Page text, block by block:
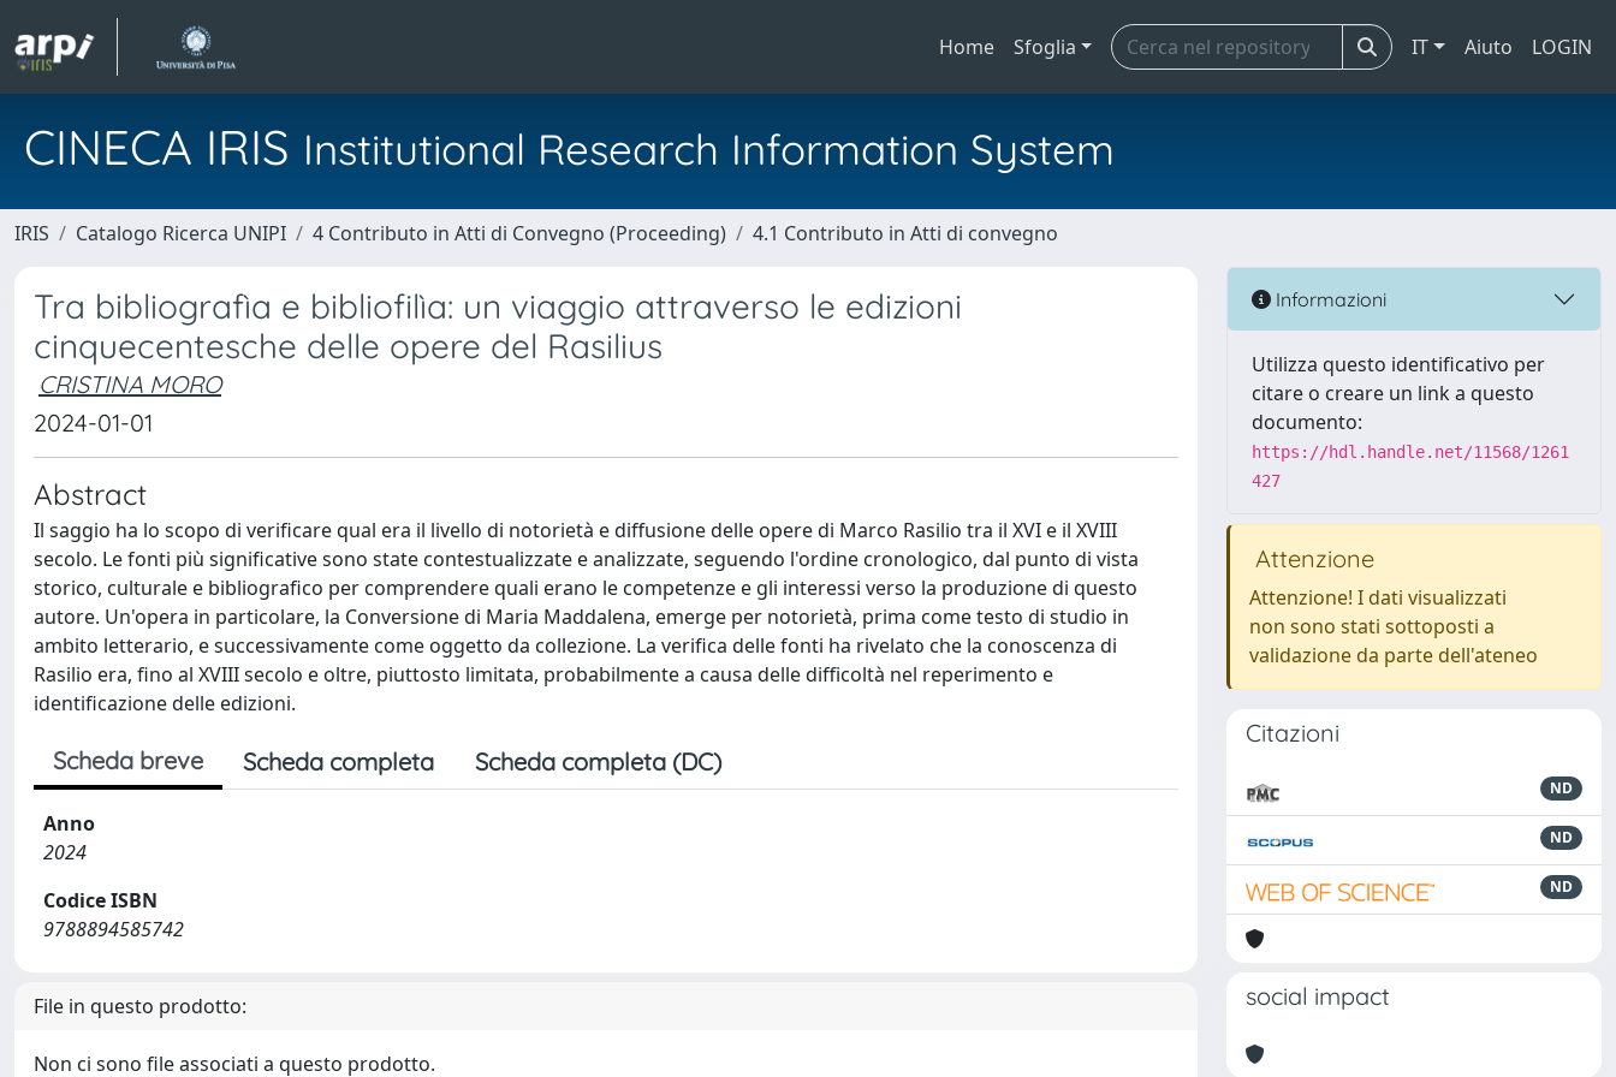
Home Sfoglia IT Aiuto LOGIN
CINECA IRIS Institutional Research Information System
IRIS Catalogo Ricerca UNIPI 4 Contributo in Atti di Convegno (Proceeding) 4.1 Contributo in Atti di convegno
Tra bibliografìa e bibliofilìa: un viaggio attraverso le edizioni
cinquecentesche delle opere del Rasilius
CRISTINA MORO
2024-01-01
Abstract
Il saggio ha lo scopo di verificare qual era il livello di notorietà e diffusione delle opere di Marco Rasilio tra il XVI e il XVIII
secolo. Le fonti più significative sono state contestualizzate e analizzate, seguendo l'ordine cronologico, dal punto di vista
storico, culturale e bibliografico per comprendere quali erano le competenze e gli interessi verso la produzione di questo
autore. Un'opera in particolare, la Conversione di Maria Maddalena, emerge per notorietà, prima come testo di studio in
ambito letterario, e successivamente come oggetto da collezione. La verifica delle fonti ha rivelato che la conoscenza di
Rasilio era, fino al XVIII secolo e oltre, piuttosto limitata, probabilmente a causa delle difficoltà nel reperimento e
identificazione delle edizioni.
Scheda breve Scheda completa Scheda completa (DC)
Anno
2024
Codice ISBN
9788894585742
File in questo prodotto:
Non ci sono file associati a questo prodotto.
Informazioni
Utilizza questo identificativo per
citare o creare un link a questo
documento:
https://hdl.handle.net/11568/1261
427
Attenzione
Attenzione! I dati visualizzati
non sono stati sottoposti a
validazione da parte dell'ateneo
Citazioni
ND
ND
ND
social impact